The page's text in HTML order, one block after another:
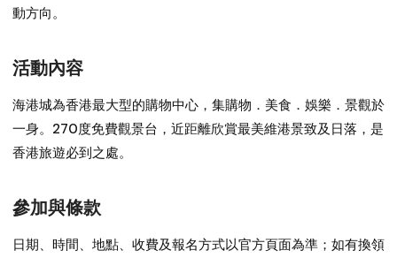
動方向。
活動內容
海港城為香港最大型的購物中心，集購物．美食．娛樂．景觀於
一身。270度免費觀景台，近距離欣賞最美維港景致及日落，是
香港旅遊必到之處。
參加與條款
日期、時間、地點、收費及報名方式以官方頁面為準；如有換領